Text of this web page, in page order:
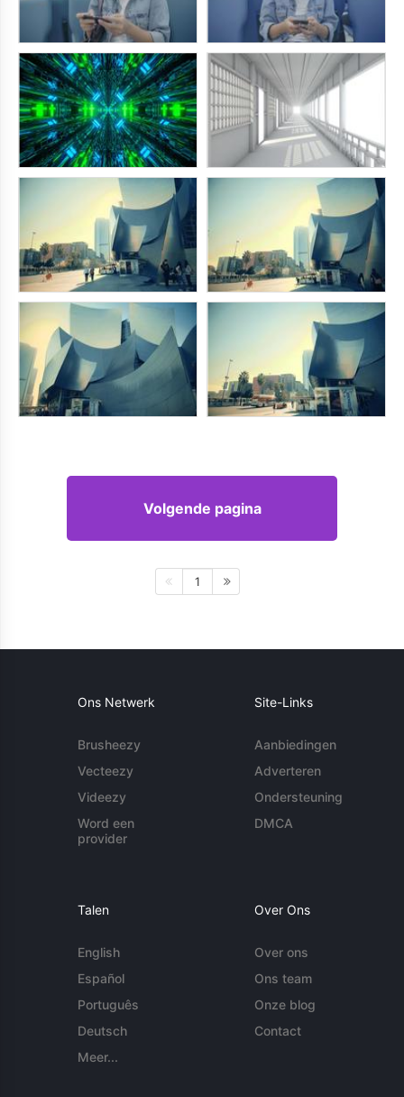
Volgende pagina
1
Ons Netwerk
Brusheezy
Vecteezy
Videezy
Word een
provider
Site-Links
Aanbiedingen
Adverteren
Ondersteuning
DMCA
Talen
English
Español
Português
Deutsch
Meer...
Over Ons
Over ons
Ons team
Onze blog
Contact